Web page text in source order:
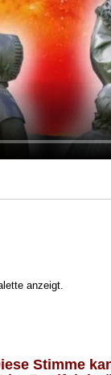
anzeigt.
Stimme